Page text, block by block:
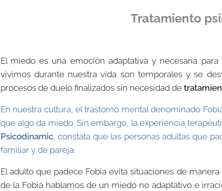
Tratamiento
El miedo es una emoción adaptativa y necesaria
vivimos durante nuestra vida son temporales y se
procesos de duelo finalizados sin necesidad de
En nuestra cultura, el trastorno mental denominado
que algo da miedo. Sin embargo, la experiencia
Psicodinamic, constata que las personas adultas que
familiar y de pareja.
El adulto que padece Fobia evita situaciones de
de la Fobia hablamos de un miedo no adaptativo e